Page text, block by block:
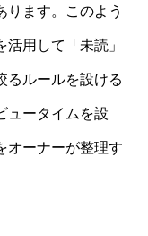
ります。このよう
用して「未読」
るルールを設ける
ュータイムを設
オーナーが整理す